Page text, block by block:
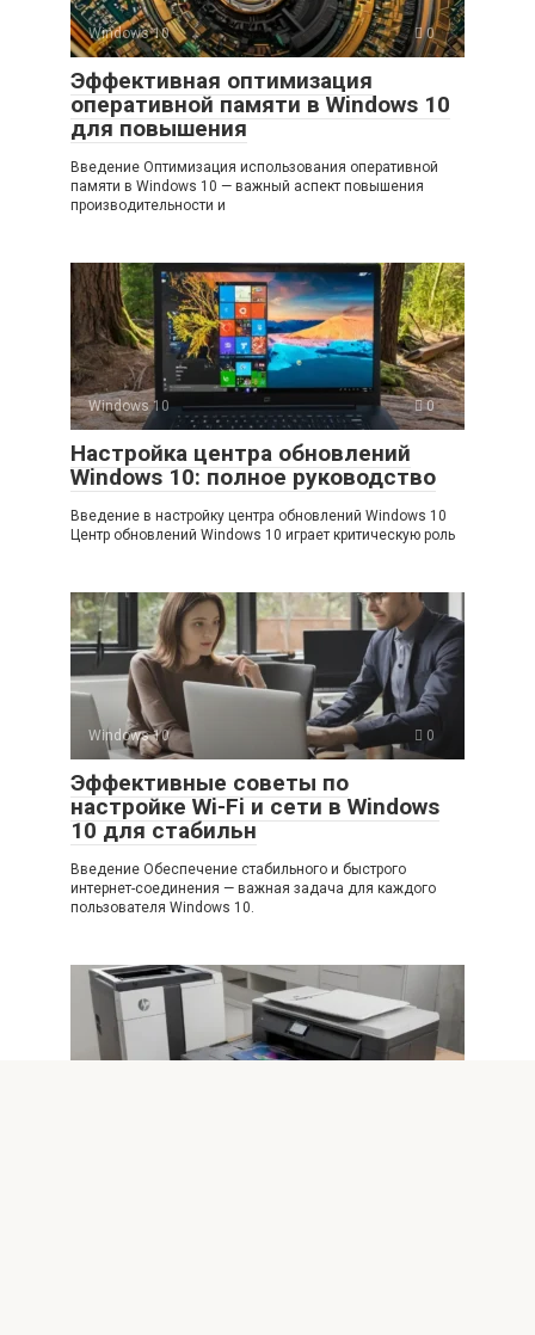
Windows 10 0
Эффективная оптимизация
оперативной памяти в Windows 10
для повышения
Введение Оптимизация использования оперативной
памяти в Windows 10 — важный аспект повышения
производительности и
Windows 10 0
Настройка центра обновлений
Windows 10: полное руководство
Введение в настройку центра обновлений Windows 10
Центр обновлений Windows 10 играет критическую роль
Windows 10 0
Эффективные советы по
настройке Wi-Fi и сети в Windows
10 для стабильн
Введение Обеспечение стабильного и быстрого
интернет-соединения — важная задача для каждого
пользователя Windows 10.